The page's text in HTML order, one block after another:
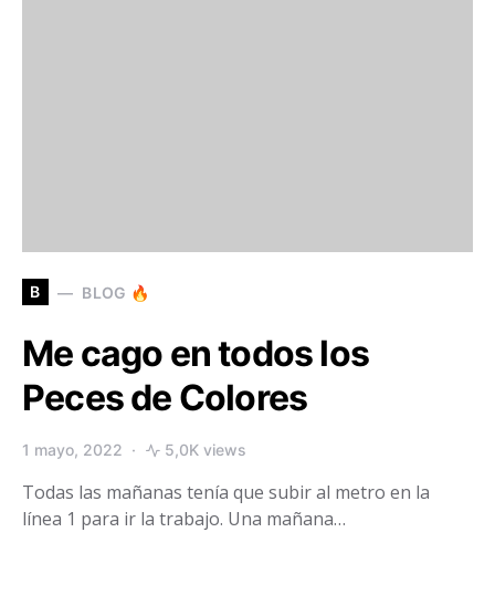
B BLOG 🔥
Me cago en todos los
Peces de Colores
1 mayo, 2022 5,0K views
Todas las mañanas tenía que subir al metro en la
línea 1 para ir la trabajo. Una mañana…